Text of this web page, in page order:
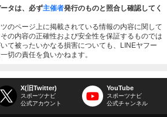
タは、必ず主催者発行のものと照合し確認してく
のページ上に掲載されている情報の内容に関して
の内容の正確性および安全性を保証するものでは
て被ったいかなる損害についても、LINEヤフー
切の責任を負いかねます。
X(旧Twitter)
スポーツナビ
公式アカウント
YouTube
スポーツナビ
公式チャンネル